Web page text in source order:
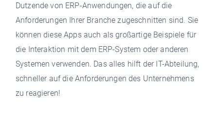
Dutzende von ERP-Anwendungen, die auf die
Anforderungen Ihrer Branche zugeschnitten sind. Sie
können diese Apps auch als großartige Beispiele für
die Interaktion mit dem ERP-System oder anderen
Systemen verwenden. Das alles hilft der IT-Abteilung,
schneller auf die Anforderungen des Unternehmens
zu reagieren!